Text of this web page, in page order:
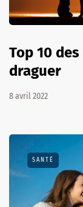
Top 10
draguer
8 avril 2022
SANTÉ